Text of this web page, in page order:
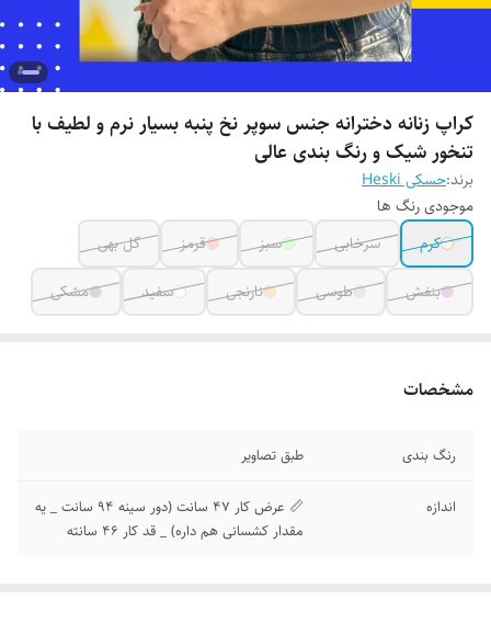
کراپ زنانه دخترانه جنس سوپر نخ پنبه بسیار نرم و لطیف با
تنخور شیک و رنگ بندی عالی
برند:حسکی Heski
موجودی رنگ ها
کرم
سرخابی سبز قرمز
گل بهی
بنفش
طوسی نارنجی سفید مشکی
مشخصات
رنگ بندی طبق تصاویر
اندازه
📏 عرض کار 47 سانت (دور سینه 94 سانت _ یه
مقدار کشسانی هم داره) _ قد کار 46 سانته